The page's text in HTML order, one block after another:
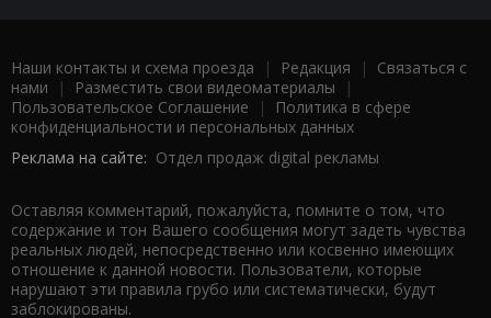
Наши контакты и схема проезда | Редакция | Связаться с
нами | Разместить свои видеоматериалы |
Пользовательское Соглашение |
Политика в сфере
конфиденциальности и персональных данных
Реклама на сайте: Отдел продаж digital рекламы
Оставляя комментарий, пожалуйста, помните о том, что
содержание и тон Вашего сообщения могут задеть чувства
реальных людей, непосредственно или косвенно имеющих
отношение к данной новости. Пользователи, которые
нарушают эти правила грубо или систематически, будут
заблокированы.